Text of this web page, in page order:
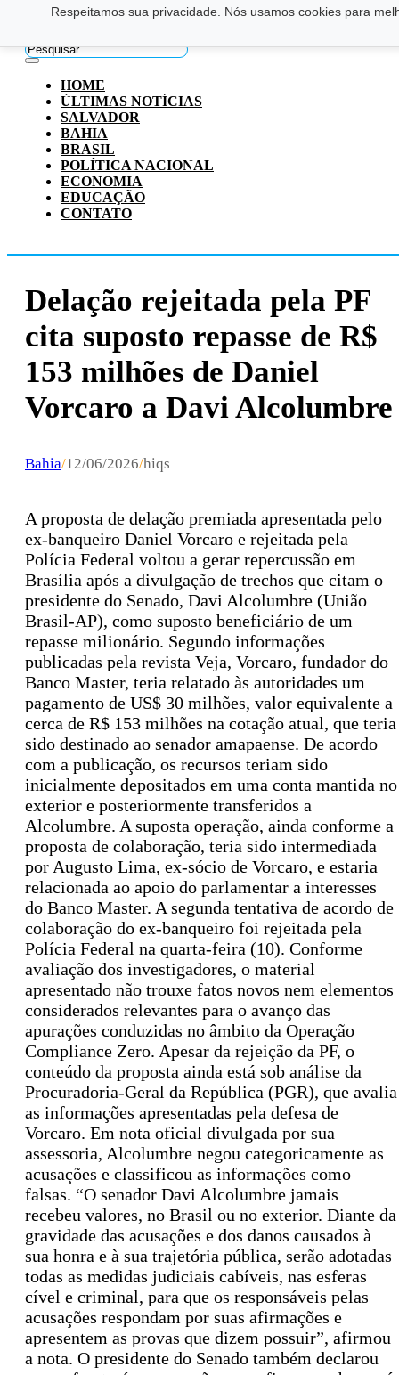
Respeitamos sua privacidade. Nós usamos cookies para
Saltar para o conteúdo principal Ir para o footer
Pesquisar
...
HOME
ÚLTIMAS NOTÍCIAS
SALVADOR
BAHIA
BRASIL
POLÍTICA NACIONAL
ECONOMIA
EDUCAÇÃO
CONTATO
Delação rejeitada pela PF
cita suposto repasse de R$
153 milhões de Daniel
Vorcaro a Davi Alcolumbre
Bahia/12/06/2026/hiqs
A proposta de delação premiada apresentada pelo
ex-banqueiro Daniel Vorcaro e rejeitada pela
Polícia Federal voltou a gerar repercussão em
Brasília após a divulgação de trechos que citam o
presidente do Senado, Davi Alcolumbre (União
Brasil-AP), como suposto beneficiário de um
repasse milionário. Segundo informações
publicadas pela revista Veja, Vorcaro, fundador do
Banco Master, teria relatado às autoridades um
pagamento de US$ 30 milhões, valor equivalente a
cerca de R$ 153 milhões na cotação atual, que teria
sido destinado ao senador amapaense. De acordo
com a publicação, os recursos teriam sido
inicialmente depositados em uma conta mantida no
exterior e posteriormente transferidos a
Alcolumbre. A suposta operação, ainda conforme a
proposta de colaboração, teria sido intermediada
por Augusto Lima, ex-sócio de Vorcaro, e estaria
relacionada ao apoio do parlamentar a interesses
do Banco Master. A segunda tentativa de acordo de
colaboração do ex-banqueiro foi rejeitada pela
Polícia Federal na quarta-feira (10). Conforme
avaliação dos investigadores, o material
apresentado não trouxe fatos novos nem elementos
considerados relevantes para o avanço das
apurações conduzidas no âmbito da Operação
Compliance Zero. Apesar da rejeição da PF, o
conteúdo da proposta ainda está sob análise da
Procuradoria-Geral da República (PGR), que avalia
as informações apresentadas pela defesa de
Vorcaro. Em nota oficial divulgada por sua
assessoria, Alcolumbre negou categoricamente as
acusações e classificou as informações como
falsas. “O senador Davi Alcolumbre jamais
recebeu valores, no Brasil ou no exterior. Diante da
gravidade das acusações e dos danos causados à
sua honra e à sua trajetória pública, serão adotadas
todas as medidas judiciais cabíveis, nas esferas
cível e criminal, para que os responsáveis pelas
acusações respondam por suas afirmações e
apresentem as provas que dizem possuir”, afirmou
a nota. O presidente do Senado também declarou